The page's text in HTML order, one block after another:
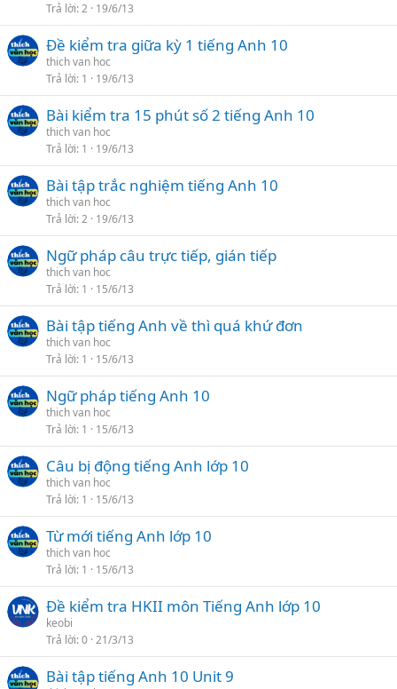
Trả lời 2 19/6/13
Đề kiểm tra giữa kỳ 1 tiếng Anh 10
thich van hoc
Trả lời 1 19/6/13
Bài kiểm tra 15 phút số 2 tiếng Anh 10
thich van hoc
Trả lời 1 19/6/13
Bài tập trắc nghiệm tiếng Anh 10
thich van hoc
Trả lời 2 19/6/13
Ngữ pháp câu trực tiếp, gián tiếp
thich van hoc
Trả lời 1 15/6/13
Bài tập tiếng Anh về thì quá khứ đơn
thich van hoc
Trả lời 1 15/6/13
Ngữ pháp tiếng Anh 10
thich van hoc
Trả lời 1 15/6/13
Câu bị động tiếng Anh lớp 10
thich van hoc
Trả lời 1 15/6/13
Từ mới tiếng Anh lớp 10
thich van hoc
Trả lời 1 15/6/13
Đề kiểm tra HKII môn Tiếng Anh lớp 10
keobi
Trả lời 0 21/3/13
Bài tập tiếng Anh 10 Unit 9